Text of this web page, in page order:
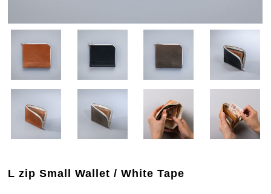
L zip Small Wallet / White Tape